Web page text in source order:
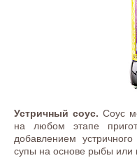
Устричный соус. Соус
на любом этапе
добавлением
супы на основе рыбы или